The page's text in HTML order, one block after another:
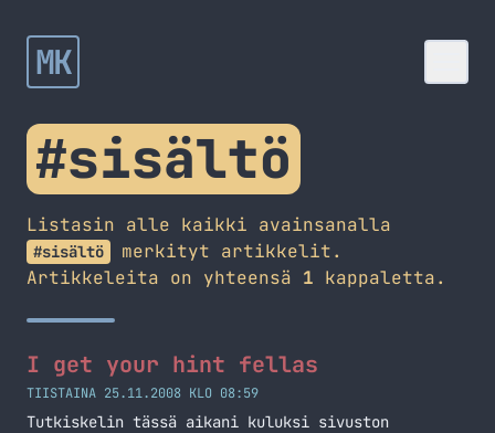
MK
#sisältö
Listasin alle kaikki avainsanalla
#sisältö
merkityt artikkelit.
Artikkeleita on yhteensä 1 kappaletta.
I get your hint fellas
TIISTAINA 25.11.2008 KLO 08:59
Tutkiskelin tässä aikani kuluksi sivuston